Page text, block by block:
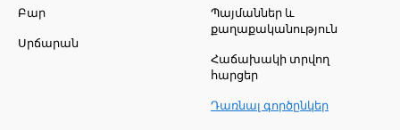
Բար
Սրճարան
Պայմաններ և
քաղաքականություն
Հաճախակի տրվող
հարցեր
Դառնալ գործընկեր